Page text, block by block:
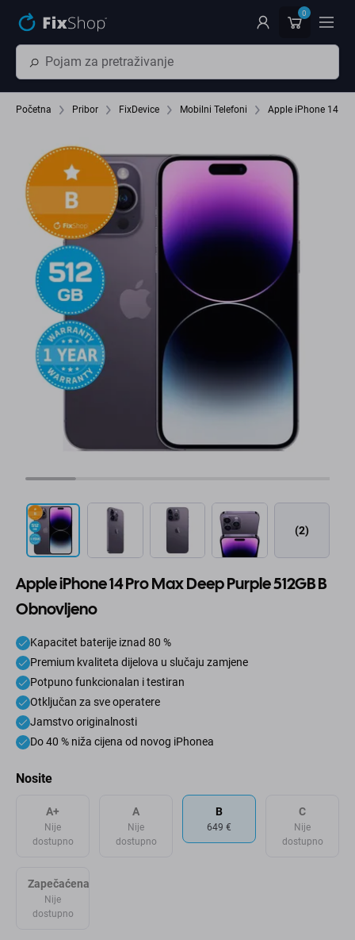
0
Početna Pribor FixDevice Mobilni Telefoni Apple iPhone 14
(2)
Apple iPhone 14 Pro Max Deep Purple 512GB B
Obnovljeno
Kapacitet baterije iznad 80 %
Premium kvaliteta dijelova u slučaju zamjene
Potpuno funkcionalan i testiran
Otključan za sve operatere
Jamstvo originalnosti
Do 40 % niža cijena od novog iPhonea
Nosite
A+
Nije
dostupno
A
Nije
dostupno
B
649 €
C
Nije
dostupno
Zapečaćena
Nije
dostupno